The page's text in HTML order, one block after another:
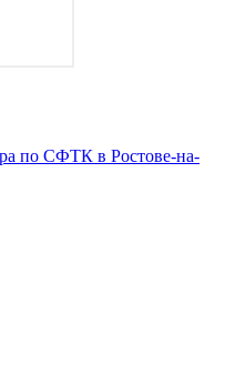
по СФТК в Ростове-на-